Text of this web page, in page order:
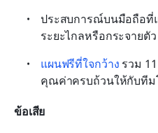
ประสบการณ์บนมือถือที่
ระยะไกลหรือกระจายตัว
แผนฟรีที่ใจกว้าง รวม
คุณค่าครบถ้วนให้กับทีม
ข้อเสีย